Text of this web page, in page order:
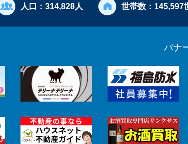
人口： 314,828人 世帯数： 145,597
バナ